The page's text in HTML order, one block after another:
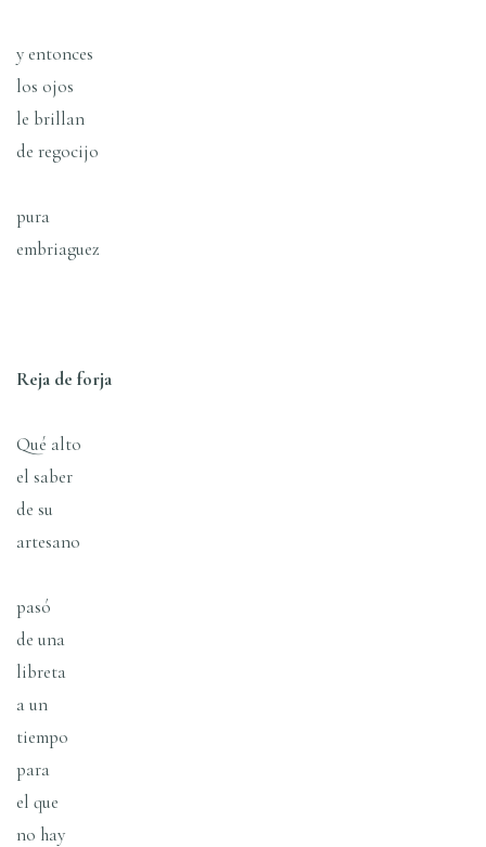
y entonces
los ojos
le brillan
de regocijo
pura
embriaguez
Reja de forja
Qué alto
el saber
de su
artesano
pasó
de una
libreta
a un
tiempo
para
el que
no hay